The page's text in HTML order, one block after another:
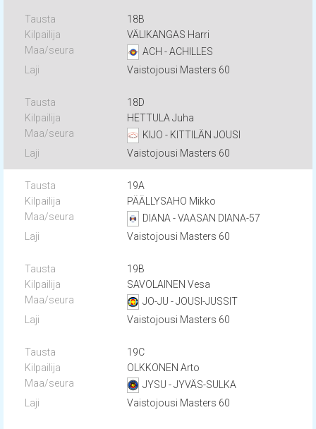
18B
VÄLIKANGAS Harri
ACH - ACHILLES
Vaistojousi Masters 60
18D
HETTULA Juha
KIJO - KITTILÄN JOUSI
Vaistojousi Masters 60
19A
PÄÄLLYSAHO Mikko
DIANA - VAASAN DIANA-57
Vaistojousi Masters 60
19B
SAVOLAINEN Vesa
JO-JU - JOUSI-JUSSIT
Vaistojousi Masters 60
19C
OLKKONEN Arto
JYSU - JYVÄS-SULKA
Vaistojousi Masters 60